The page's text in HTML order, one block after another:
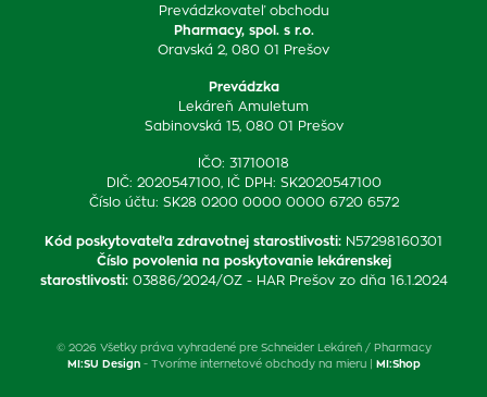
Prevádzkovateľ obchodu
Pharmacy, spol. s r.o.
Oravská 2, 080 01 Prešov
Prevádzka
Lekáreň Amuletum
Sabinovská 15, 080 01 Prešov
IČO: 31710018
DIČ: 2020547100, IČ DPH: SK2020547100
Číslo účtu: SK28 0200 0000 0000 6720 6572
Kód poskytovateľa zdravotnej starostlivosti: N57298160301
Číslo povolenia na poskytovanie lekárenskej
starostlivosti: 03886/2024/OZ - HAR Prešov zo dňa 16.1.2024
© 2026 Všetky práva vyhradené pre Schneider Lekáreň / Pharmacy
MI:SU Design- Tvoríme internetové obchody na mieru | MI:Shop